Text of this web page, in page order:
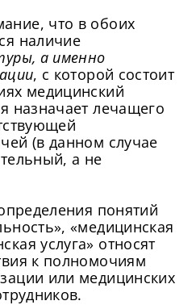
что в обоих
наличие
а именно
, с которой состоит
медицинский
назначает лечащего
(в данном случае
а не
понятий
«медицинская
услуга» относят
к полномочиям
или медицинских